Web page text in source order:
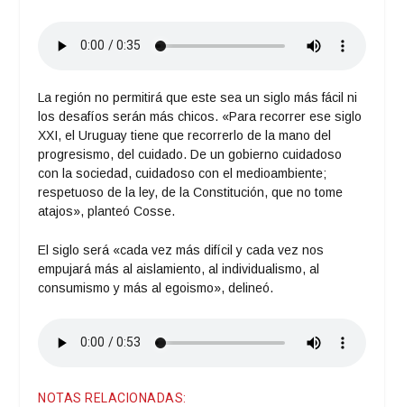
La región no permitirá que este sea un siglo más fácil ni
los desafíos serán más chicos. «Para recorrer ese siglo
XXI, el Uruguay tiene que recorrerlo de la mano del
progresismo, del cuidado. De un gobierno cuidadoso
con la sociedad, cuidadoso con el medioambiente;
respetuoso de la ley, de la Constitución, que no tome
atajos», planteó Cosse.
El siglo será «cada vez más difícil y cada vez nos
empujará más al aislamiento, al individualismo, al
consumismo y más al egoismo», delineó.
NOTAS RELACIONADAS: